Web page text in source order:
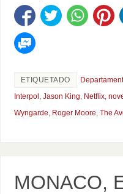
ETIQUETADO
Interpol , Jason King, Netflix,
Wyngarde, Roger Moore, The
MONACO,